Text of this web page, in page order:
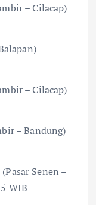
– Cilacap)
– Cilacap)
– Bandung)
Senen –
WIB